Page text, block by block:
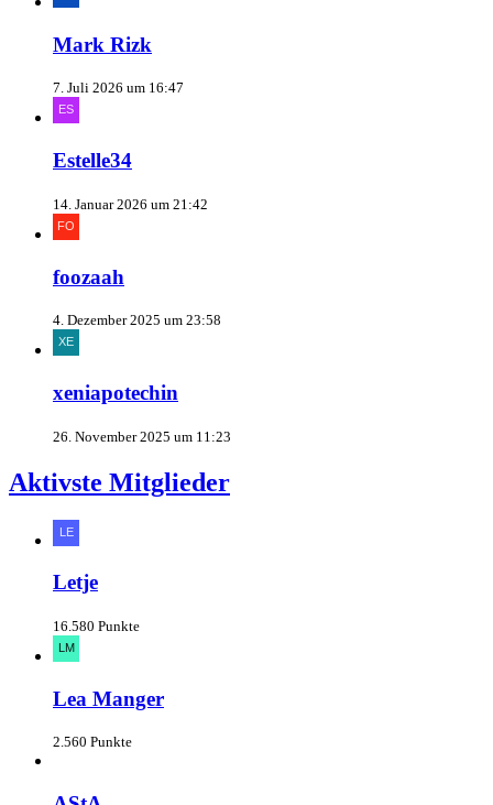
Mark Rizk
7. Juli 2026 um 16:47
Estelle34
14. Januar 2026 um 21:42
foozaah
4. Dezember 2025 um 23:58
xeniapotechin
26. November 2025 um 11:23
Aktivste Mitglieder
Letje
16.580 Punkte
Lea Manger
2.560 Punkte